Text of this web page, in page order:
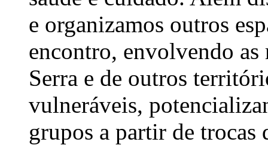
e organizamos outros
encontro, envolvendo as
Serra e de outros
vulneráveis,
grupos a partir de trocas